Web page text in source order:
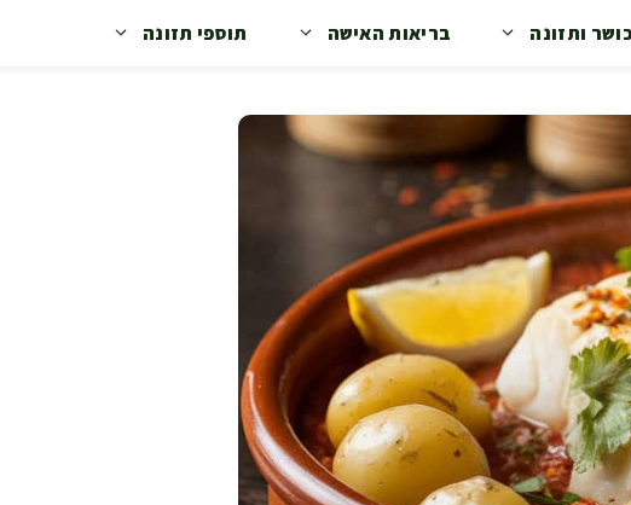
כושר ותזונה בריאות האישה תוספי תזונה